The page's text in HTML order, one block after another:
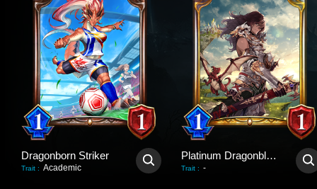
Dragonborn Striker
Trait : Academic
Platinum Dragonblader
Trait : -